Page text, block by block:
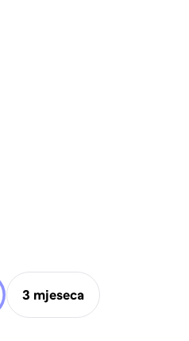
3 mjeseca